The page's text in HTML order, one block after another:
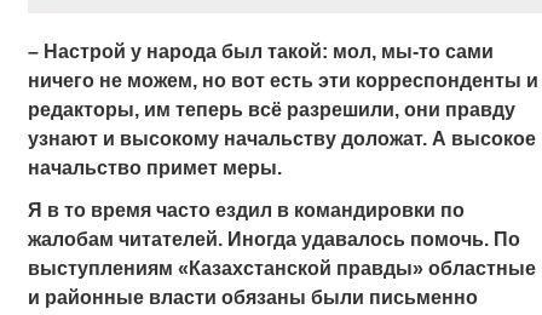
– Настрой у народа был такой: мол, мы-то сами
ничего не можем, но вот есть эти корреспонденты и
редакторы, им теперь всё разрешили, они правду
узнают и высокому начальству доложат. А высокое
начальство примет меры.
Я в то время часто ездил в командировки по
жалобам читателей. Иногда удавалось помочь. По
выступлениям «Казахстанской правды» областные
и районные власти обязаны были письменно